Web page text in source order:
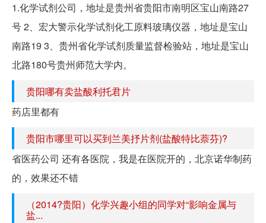
1.化学试剂公司，地址是贵州省贵阳市南明区宝山南路27
号 2、宏大警示化学试剂化工原料玻璃仪器，地址是宝山
南路19 3、贵州省化学试剂质量监督检验站，地址是宝山
北路180号贵州师范大学内。
贵阳哪有卖盐酸利托君片
药店里都有
贵阳市哪里可以买到兰美抒片剂(盐酸特比萘芬)?
省医药公司 还有各医院，我是在医院开的，北京诺华制药
的，效果还不错
（2014?贵阳）化学兴趣小组的同学对“影响金属与
盐...